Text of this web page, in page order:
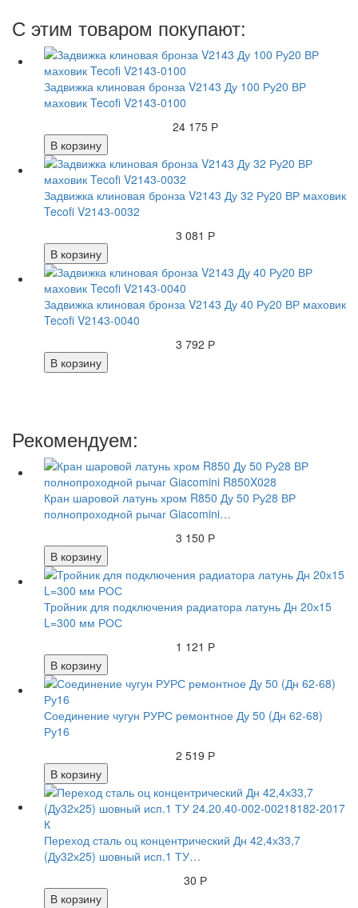
С этим товаром покупают:
Задвижка клиновая бронза V2143 Ду 100 Ру20 ВР
маховик Tecofi V2143-0100
24 175 Р
В корзину
Задвижка клиновая бронза V2143 Ду 32 Ру20 ВР маховик
Tecofi V2143-0032
3 081 Р
В корзину
Задвижка клиновая бронза V2143 Ду 40 Ру20 ВР маховик
Tecofi V2143-0040
3 792 Р
В корзину
Рекомендуем:
Кран шаровой латунь хром R850 Ду 50 Ру28 ВР
полнопроходной рычаг Giacomini…
3 150 Р
В корзину
Тройник для подключения радиатора латунь Дн 20х15
L=300 мм РОС
1 121 Р
В корзину
Соединение чугун РУРС ремонтное Ду 50 (Дн 62-68)
Ру16
2 519 Р
В корзину
Переход сталь оц концентрический Дн 42,4х33,7
(Ду32х25) шовный исп.1 ТУ…
30 Р
В корзину